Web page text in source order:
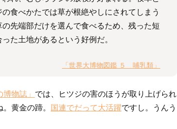
食べかたでは草が根絶やしにされてしまう
先端部だけを選んで食べるため、残った短
た土地があるという好例だ。
「世界大博物図鑑 ５ 哺乳類」
博物誌」 では、ヒツジの害のほうが取り上げられ
黄金の蹄。
国連でだって大活躍ですし。うんう